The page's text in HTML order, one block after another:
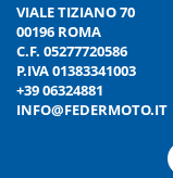
VIALE TIZIANO 70
00196 ROMA
C.F. 05277720586
P.IVA 01383341003
+39 06324881
INFO@FEDERMOTO.IT